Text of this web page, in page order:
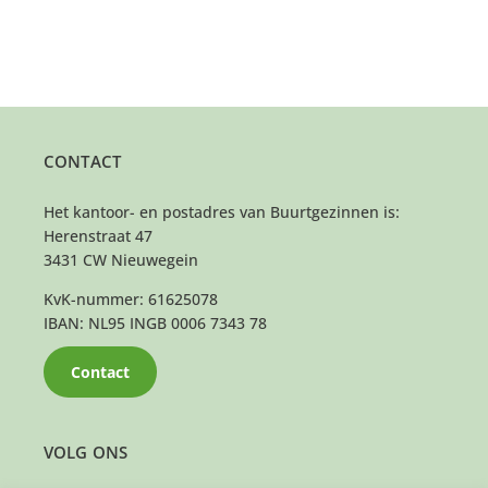
VOLG ONS
CONTACT
Het kantoor- en postadres van Buurtgezinnen is:
Herenstraat 47
3431 CW Nieuwegein
KvK-nummer: 61625078
IBAN: NL95 INGB 0006 7343 78
Contact